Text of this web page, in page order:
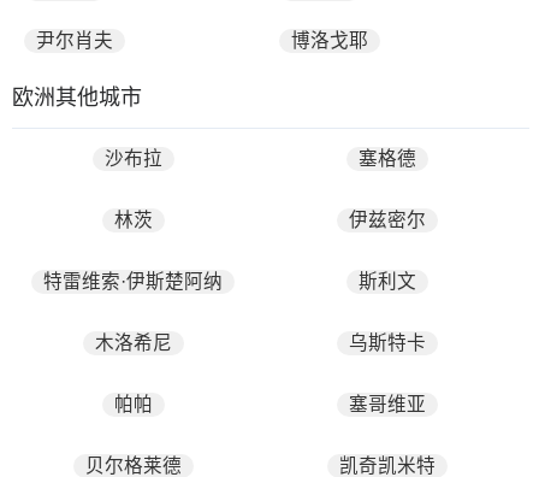
尹尔肖夫 博洛戈耶
欧洲其他城市
沙布拉 塞格德
林茨 伊兹密尔
特雷维索·伊斯楚阿纳 斯利文
木洛希尼 乌斯特卡
帕帕 塞哥维亚
贝尔格莱德 凯奇凯米特